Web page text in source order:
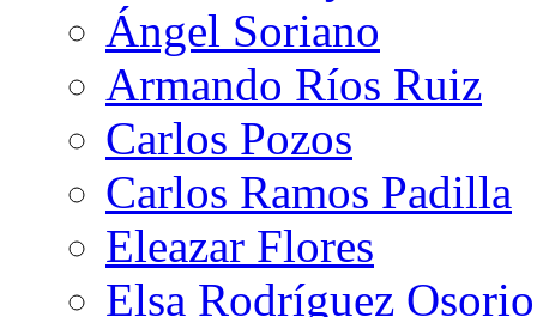
Ángel Soriano
Armando Ríos Ruiz
Carlos Pozos
Carlos Ramos Padilla
Eleazar Flores
Elsa Rodríguez Osorio